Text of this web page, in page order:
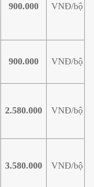
900.000 VNĐ/bộ
900.000 VNĐ/bộ
2.580.000 VNĐ/bộ
3.580.000 VNĐ/bộ